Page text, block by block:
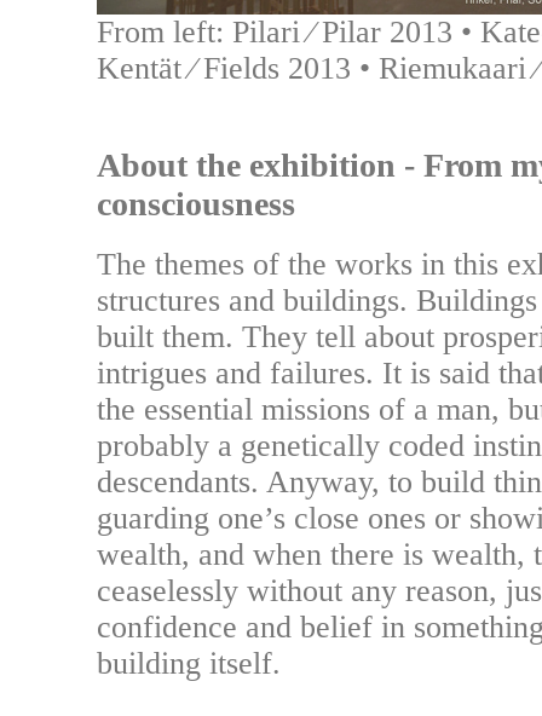
From left: Pilari ⁄ Pilar 2013 •
Kentät ⁄ Fields 2013 •
About the exhibition - From
consciousness
The themes of the works in this
structures and buildings.
built them. They tell about
intrigues and failures. It is said
the essential missions of a man,
probably a genetically coded
descendants. Anyway, to build
guarding one’s close ones or
wealth, and when there is wealth,
ceaselessly without any reason,
confidence and belief in
building itself.